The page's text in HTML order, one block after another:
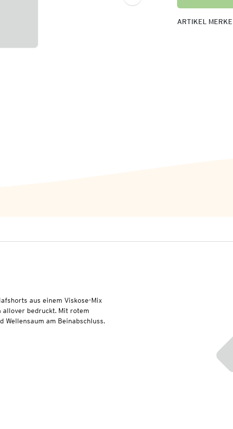
ARTIKEL
aus einem Viskose-Mix
allover bedruckt. Mit rotem
Wellensaum am Beinabschluss.